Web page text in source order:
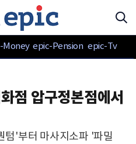
Money epic-Pension epic-Tv
점 압구정본점에서
텀'부터 마사지소파 '파밀